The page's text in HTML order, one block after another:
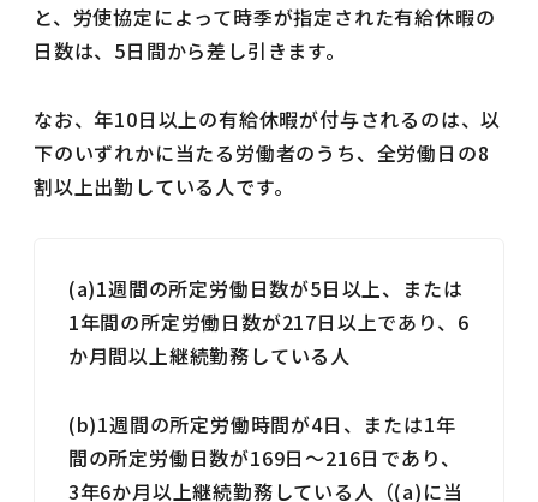
と、労使協定によって時季が指定された有給休暇の
日数は、5日間から差し引きます。
なお、年10日以上の有給休暇が付与されるのは、以
下のいずれかに当たる労働者のうち、全労働日の8
割以上出勤している人です。
(a)1週間の所定労働日数が5日以上、または
1年間の所定労働日数が217日以上であり、6
か月間以上継続勤務している人
(b)1週間の所定労働時間が4日、または1年
間の所定労働日数が169日～216日であり、
3年6か月以上継続勤務している人（(a)に当